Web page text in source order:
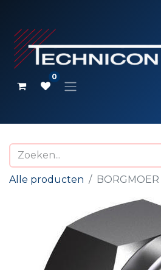
0
Alle producten BORGMOER